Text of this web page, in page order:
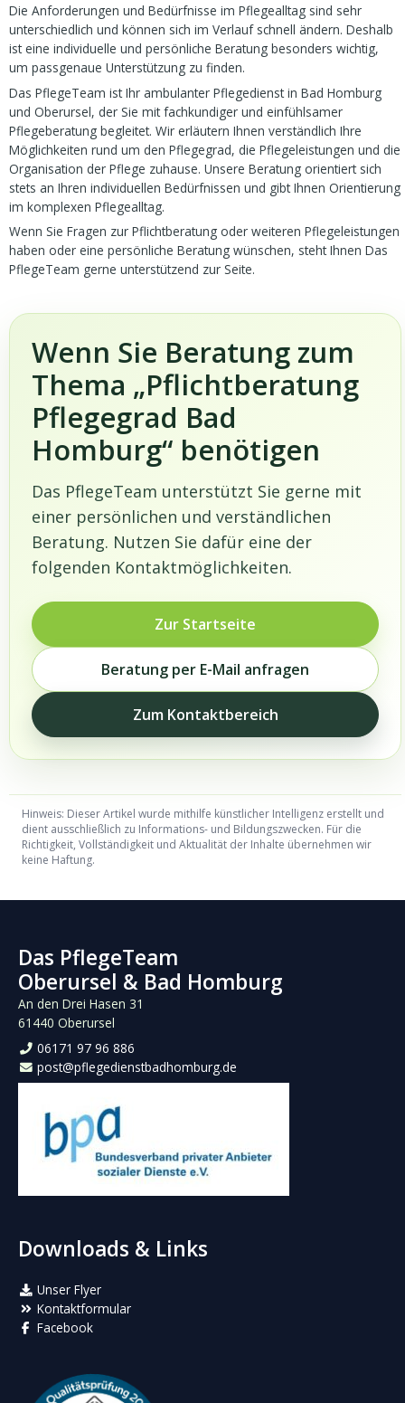
Die Anforderungen und Bedürfnisse im Pflegealltag sind sehr
unterschiedlich und können sich im Verlauf schnell ändern. Deshalb
ist eine individuelle und persönliche Beratung besonders wichtig,
um passgenaue Unterstützung zu finden.
Das PflegeTeam ist Ihr ambulanter Pflegedienst in Bad Homburg
und Oberursel, der Sie mit fachkundiger und einfühlsamer
Pflegeberatung begleitet. Wir erläutern Ihnen verständlich Ihre
Möglichkeiten rund um den Pflegegrad, die Pflegeleistungen und die
Organisation der Pflege zuhause. Unsere Beratung orientiert sich
stets an Ihren individuellen Bedürfnissen und gibt Ihnen Orientierung
im komplexen Pflegealltag.
Wenn Sie Fragen zur Pflichtberatung oder weiteren Pflegeleistungen
haben oder eine persönliche Beratung wünschen, steht Ihnen Das
PflegeTeam gerne unterstützend zur Seite.
Wenn Sie Beratung zum
Thema „Pflichtberatung
Pflegegrad Bad
Homburg“ benötigen
Das PflegeTeam unterstützt Sie gerne mit
einer persönlichen und verständlichen
Beratung. Nutzen Sie dafür eine der
folgenden Kontaktmöglichkeiten.
Zur Startseite
Beratung per E-Mail anfragen
Zum Kontaktbereich
Hinweis: Dieser Artikel wurde mithilfe künstlicher Intelligenz erstellt und
dient ausschließlich zu Informations- und Bildungszwecken. Für die
Richtigkeit, Vollständigkeit und Aktualität der Inhalte übernehmen wir
keine Haftung.
Das PflegeTeam
Oberursel & Bad Homburg
An den Drei Hasen 31
61440 Oberursel
06171 97 96 886
post@pflegedienstbadhomburg.de
Downloads & Links
Unser Flyer
Kontaktformular
Facebook